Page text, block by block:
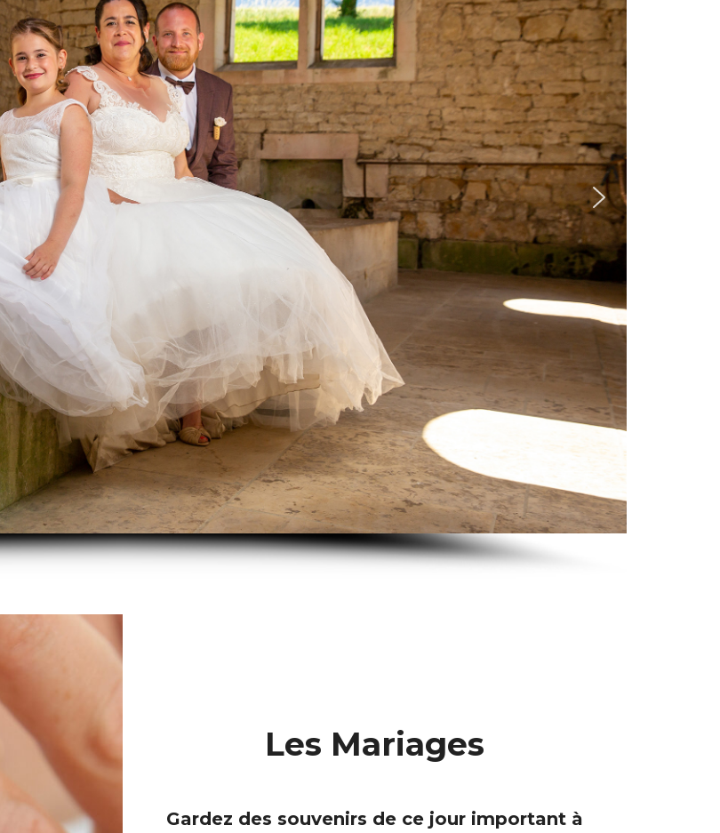
Les Mariages
Gardez des souvenirs de ce jour important à